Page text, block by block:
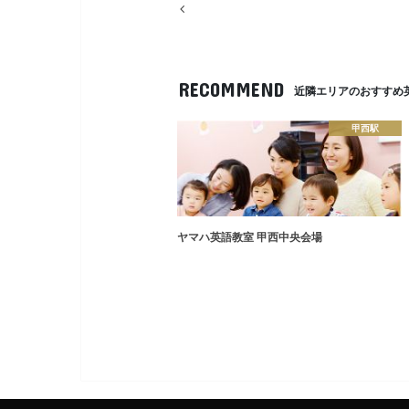
RECOMMEND 近隣エリアのおすすめ
甲西駅
ヤマハ英語教室 甲西中央会場